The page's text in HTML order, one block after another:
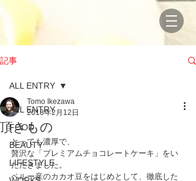
記事
ALL ENTRY
FOOD
BEAUTY
LIFESTYLE
ALL ENTRY
頂きもの
Tomo Ikezawa
2018年2月12日
とっても濃厚で、
贅沢な「プレミアムチョコレートケーキ」をい
ただきました。
ペルー産のカカオ豆をはじめとして、徹底した